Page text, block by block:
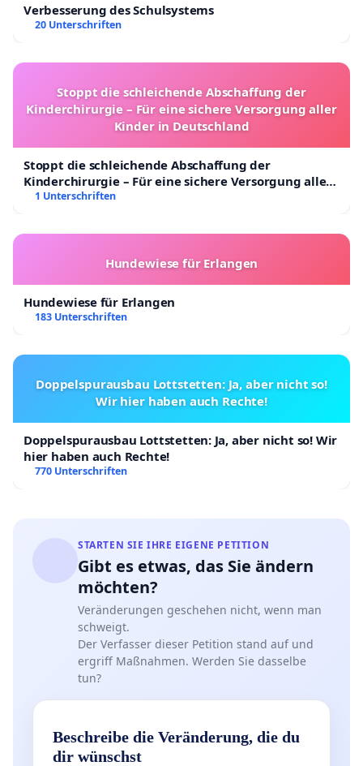
Verbesserung des Schulsystems
20 Unterschriften
Stoppt die schleichende Abschaffung der
Kinderchirurgie – Für eine sichere Versorgung aller
Kinder in Deutschland
Stoppt die schleichende Abschaffung der
Kinderchirurgie – Für eine sichere Versorgung aller
Kinder in Deutschland
1 Unterschriften
Hundewiese für Erlangen
Hundewiese für Erlangen
183 Unterschriften
Doppelspurausbau Lottstetten: Ja, aber nicht so!
Wir hier haben auch Rechte!
Doppelspurausbau Lottstetten: Ja, aber nicht so! Wir
hier haben auch Rechte!
770 Unterschriften
STARTEN SIE IHRE EIGENE PETITION
Gibt es etwas, das Sie ändern
möchten?
Veränderungen geschehen nicht, wenn man
schweigt.
Der Verfasser dieser Petition stand auf und
ergriff Maßnahmen. Werden Sie dasselbe
tun?
Beschreibe die Veränderung, die du
dir wünschst